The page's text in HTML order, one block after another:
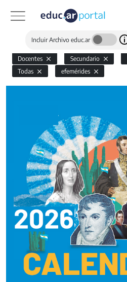
Incluir Archivo educ.ar
Docentes Secundario
Todas
efemérides